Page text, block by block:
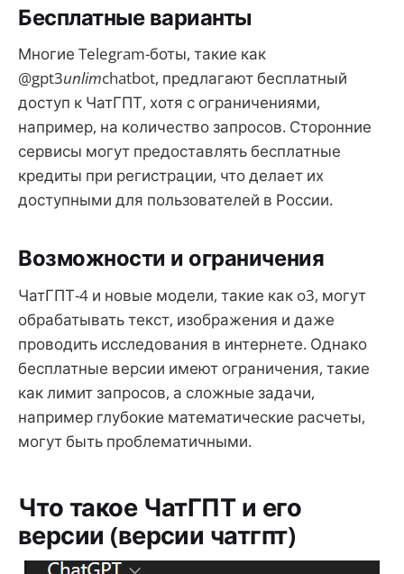
Бесплатные варианты
Многие Telegram-боты, такие как
@gpt3unlimchatbot, предлагают бесплатный
доступ к ЧатГПТ, хотя с ограничениями,
например, на количество запросов. Сторонние
сервисы могут предоставлять бесплатные
кредиты при регистрации, что делает их
доступными для пользователей в России.
Возможности и ограничения
ЧатГПТ-4 и новые модели, такие как o3, могут
обрабатывать текст, изображения и даже
проводить исследования в интернете. Однако
бесплатные версии имеют ограничения, такие
как лимит запросов, а сложные задачи,
например глубокие математические расчеты,
могут быть проблематичными.
Что такое ЧатГПТ и его
версии (версии чатгпт)